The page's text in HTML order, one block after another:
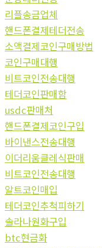
리플송금업체
핸드폰결제테더전송
소액결제코인구매방법
코인구매대행
비트코인전송대행
테더코인판매함
usdc판매처
핸드폰결제코인구입
바이낸스전송대행
이더리움클레식판매
비트코인전송대행
알트코인매입
테더코인추척피하기
솔라나원화구입
btc현금화